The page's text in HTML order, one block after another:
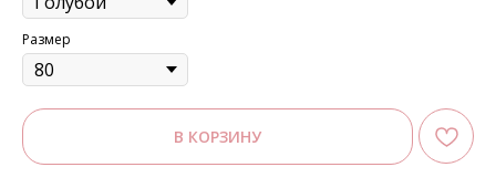
Размер
В КОРЗИНУ